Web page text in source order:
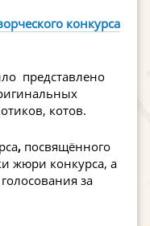
конкурса
представлено
котов.
, посвящённого
жюри конкурса, а
за